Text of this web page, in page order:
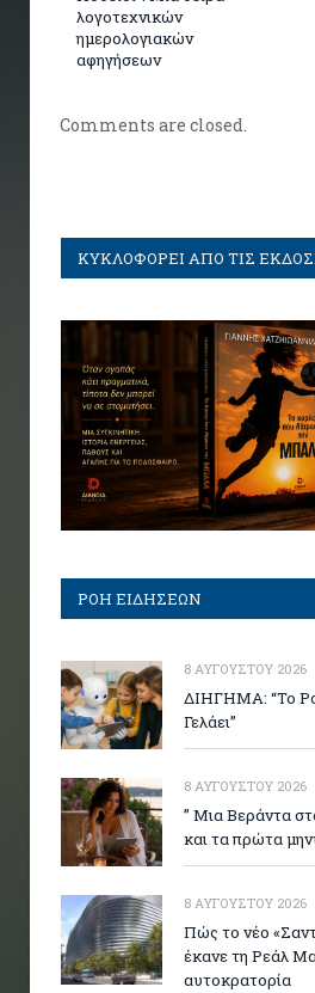
λογοτεχνικών
ημερολογιακών
αφηγήσεων
Comments are closed.
ΚΥΚΛΟΦΟΡΕΙ ΑΠΟ ΤΙΣ
ΡΟΗ ΕΙΔΗΣΕΩΝ
8 ΑΥΓΟΎΣΤΟΥ 2026
ΔΙΗΓΗΜΑ: “Το
Γελάει”
8 ΑΥΓΟΎΣΤΟΥ 2026
” Μια Βεράντα
και τα πρώτα
8 ΑΥΓΟΎΣΤΟΥ 2026
Πώς το νέο
έκανε τη Ρεάλ
αυτοκρατορία